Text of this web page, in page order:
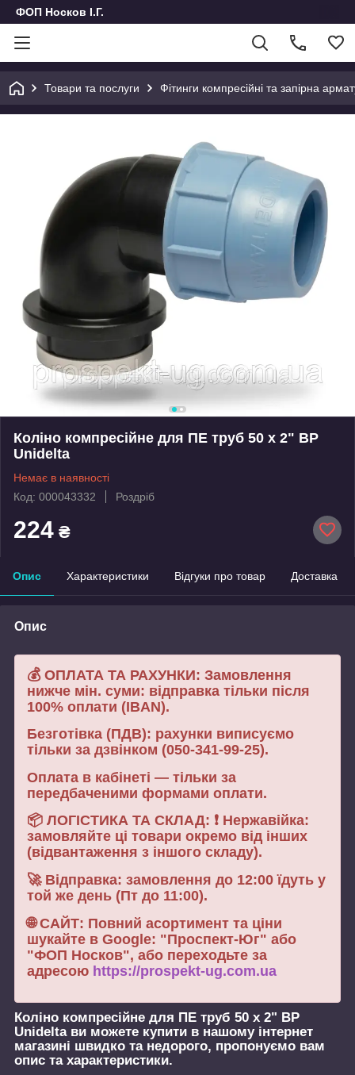
ФОП Носков І.Г.
Товари та послуги Фітинги компресійні та запірна
Коліно компресійне для ПЕ труб 50 х 2" ВР
Unidelta
Немає в наявності
Код: 000043332
Роздріб
224 ₴
Опис Характеристики Відгуки про товар Доставка
Опис
💰 ОПЛАТА ТА РАХУНКИ: Замовлення
нижче мін. суми: відправка тільки після
100% оплати (IBAN).
Безготівка (ПДВ): рахунки виписуємо
тільки за дзвінком (050-341-99-25).
Оплата в кабінеті — тільки за
передбаченими формами оплати.
📦 ЛОГІСТИКА ТА СКЛАД: ❗ Нержавійка:
замовляйте ці товари окремо від інших
(відвантаження з іншого складу).
🚀 Відправка: замовлення до 12:00 їдуть у
той же день (Пт до 11:00).
🌐 САЙТ: Повний асортимент та ціни
шукайте в Google: "Проспект-Юг" або
"ФОП Носков", або переходьте за
адресою https://prospekt-ug.com.ua
Коліно компресійне для ПЕ труб 50 х 2" ВР
Unideltaви можете купити в нашому інтернет
магазині швидко та недорого, пропонуємо вам
опис та характеристики.